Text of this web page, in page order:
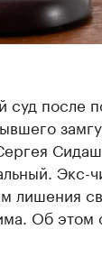
суд после
Экс-
лишения
Об этом